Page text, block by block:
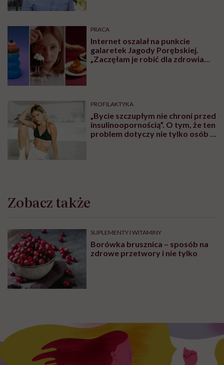
PRACA
Internet oszalał na punkcie
galaretek Jagody Porębskiej.
„Zaczęłam je robić dla zdrowia
PROFILAKTYKA
„Bycie szczupłym nie chroni przed
insulinoopornością”. O tym, że ten
problem dotyczy nie tylko osób z
Zobacz także
SUPLEMENTY I WITAMINY
Borówka brusznica – sposób na
zdrowe przetwory i nie tylko